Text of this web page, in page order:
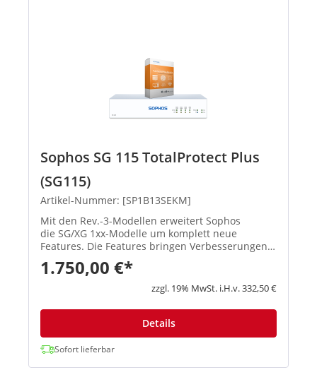
Sophos SG 115 TotalProtect Plus
(SG115)
Artikel-Nummer: [SP1B13SEKM]
Mit den Rev.-3-Modellen erweitert Sophos
die SG/XG 1xx-Modelle um komplett neue
Features. Die Features bringen Verbesserungen
in den Schwerpunktbereichen Konnektivität,
Flexibilität, Zuverlässigkeit und Performa...
1.750,00 €*
zzgl. 19% MwSt. i.H.v. 332,50 €
Details
Sofort lieferbar